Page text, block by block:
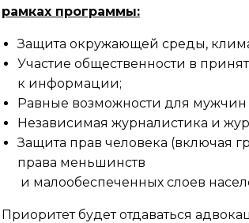
рамках программы:
Защита окружающей среды,
Участие общественности в
к информации;
Равные возможности для
Независимая журналистика и
Защита прав человека (включая
права меньшинств
и малообеспеченных слоев
Приоритет будет отдаваться